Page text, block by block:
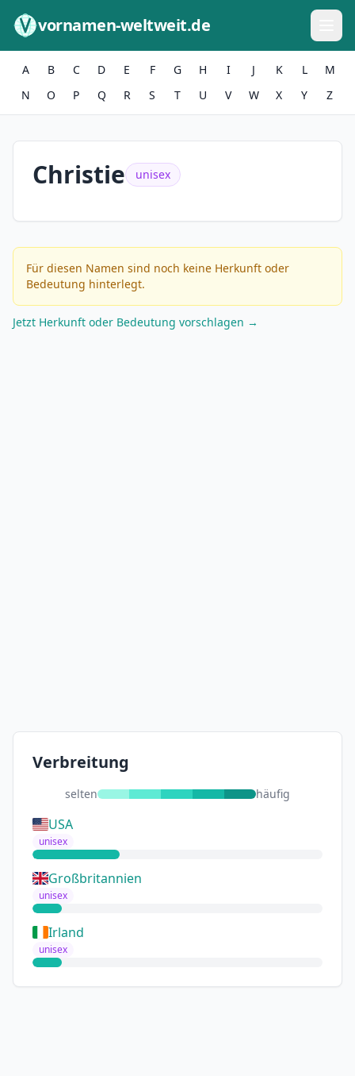
vornamen-weltweit.de
A B C D E F G H I J K L
M
N
O P Q R S T U V W X Y Z
Christie unisex
Für diesen Namen sind noch keine Herkunft oder
Bedeutung hinterlegt.
Jetzt Herkunft oder Bedeutung vorschlagen →
Verbreitung
selten häufig
USA
unisex
Großbritannien
unisex
Irland
unisex